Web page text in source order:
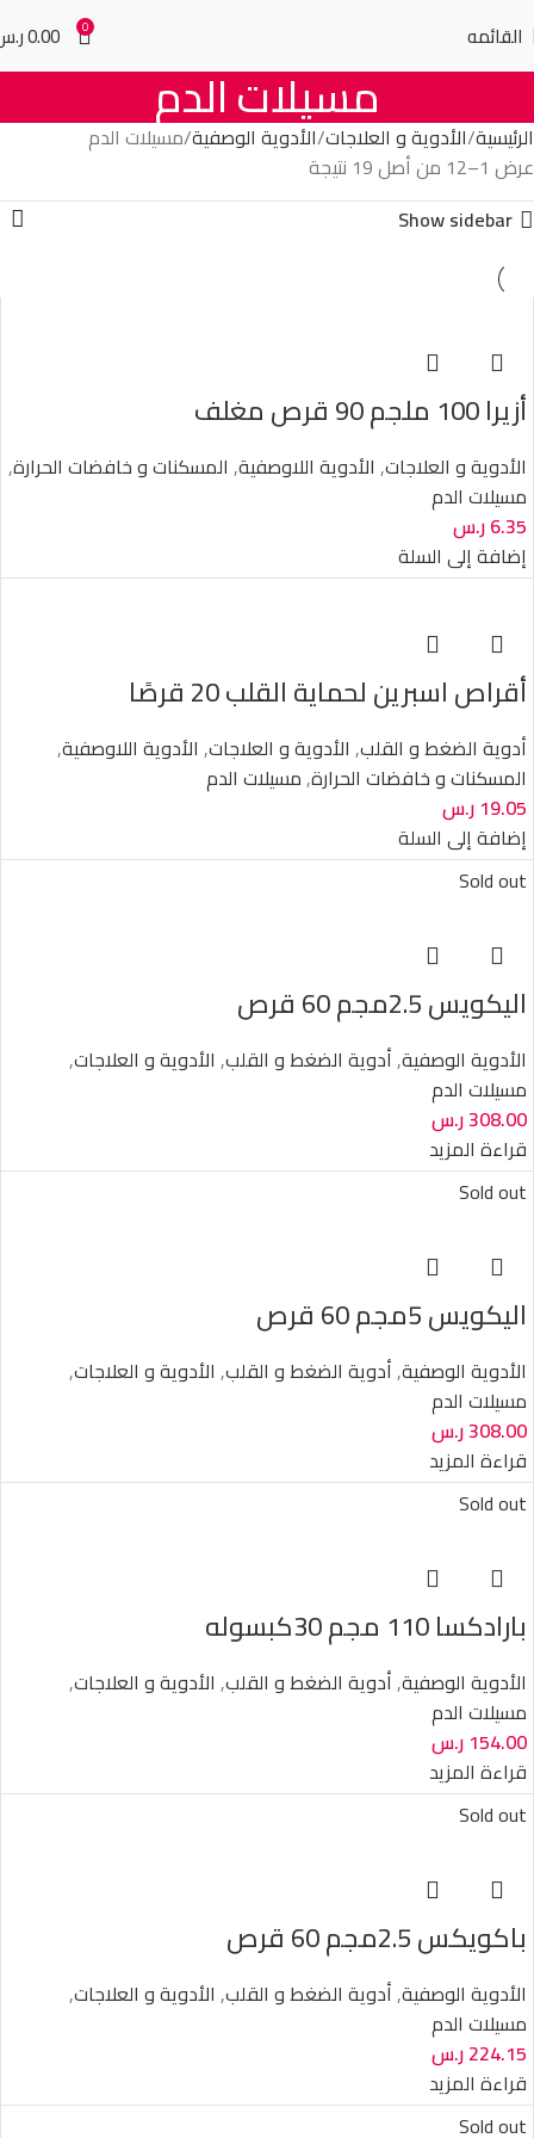
القائمه 0
0.00
مسيلات الدم الرئيسية الأدوية و العلاجات الأدوية الوصفية مسيلات الدم
عرض 1–12 من أصل 19 نتيجة
Show sidebar
أزيرا 100 ملجم 90 قرص مغلف
الأدوية و العلاجات, الأدوية اللاوصفية, المسكنات و خافضات الحرارة,
مسيلات الدم
6.35ر.س
إضافة إلى السلة
أقراص اسبرين لحماية القلب 20 قرصًا
أدوية الضغط و القلب, الأدوية و العلاجات, الأدوية اللاوصفية,
المسكنات و خافضات الحرارة,مسيلات الدم
19.05 ر.س
إضافة إلى السلة
Sold out
اليكويس 2.5مجم 60 قرص
الأدوية الوصفية,أدوية الضغط و القلب, الأدوية و العلاجات,
مسيلات الدم
308.00ر.س
قراءة المزيد
Sold out
اليكويس 5مجم 60 قرص
الأدوية الوصفية,أدوية الضغط و القلب, الأدوية و العلاجات,
مسيلات الدم
308.00ر.س
قراءة المزيد
Sold out
بارادكسا 110 مجم 30كبسوله
الأدوية الوصفية,أدوية الضغط و القلب, الأدوية و العلاجات,
مسيلات الدم
154.00 ر.س
قراءة المزيد
Sold out
باكويكس 2.5مجم 60 قرص
الأدوية الوصفية,أدوية الضغط و القلب, الأدوية و العلاجات,
مسيلات الدم
224.15ر.س
قراءة المزيد
Sold out